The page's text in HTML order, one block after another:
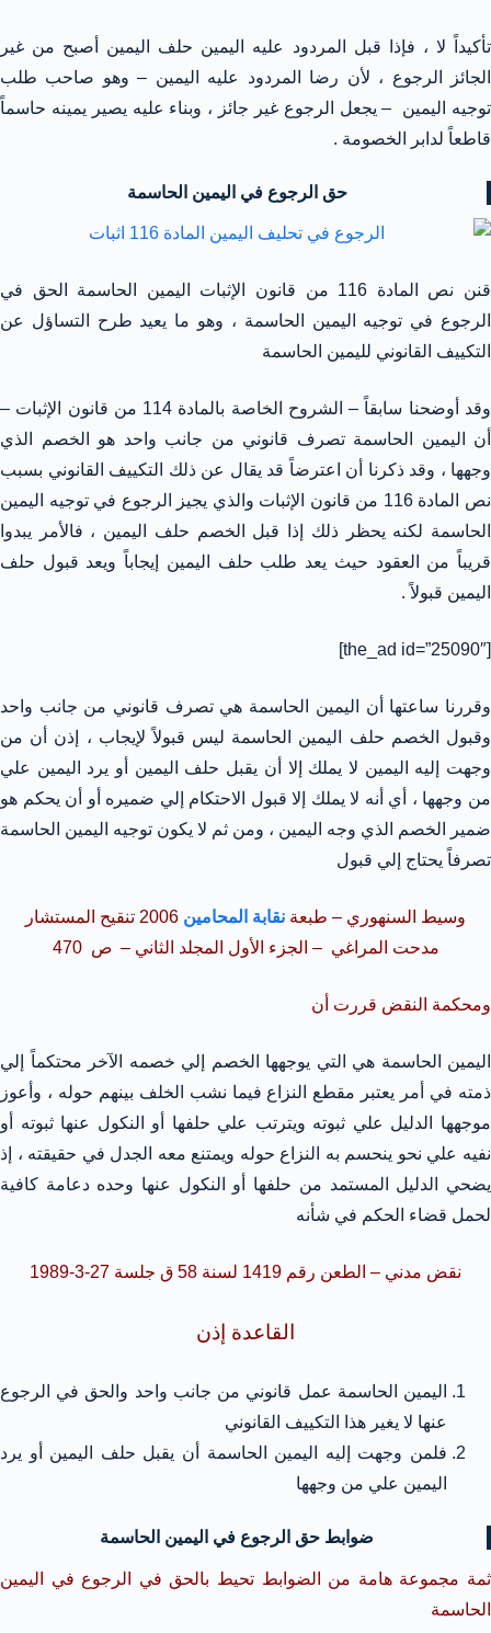
تأكيداً لا ، فإذا قبل المردود عليه اليمين حلف اليمين أصبح من غير
الجائز الرجوع ، لأن رضا المردود عليه اليمين – وهو صاحب طلب
توجيه اليمين – يجعل الرجوع غير جائز ، وبناء عليه يصير يمينه حاسماً
قاطعاً لدابر الخصومة .
حق الرجوع في اليمين الحاسمة
قنن نص المادة 116 من قانون الإثبات اليمين الحاسمة الحق في
الرجوع في توجيه اليمين الحاسمة ، وهو ما يعيد طرح التساؤل عن
التكييف القانوني لليمين الحاسمة
وقد أوضحنا سابقاً – الشروح الخاصة بالمادة 114 من قانون الإثبات –
أن اليمين الحاسمة تصرف قانوني من جانب واحد هو الخصم الذي
وجهها ، وقد ذكرنا أن اعترضاً قد يقال عن ذلك التكييف القانوني بسبب
نص المادة 116 من قانون الإثبات والذي يجيز الرجوع في توجيه اليمين
الحاسمة لكنه يحظر ذلك إذا قبل الخصم حلف اليمين ، فالأمر يبدوا
قريباً من العقود حيث يعد طلب حلف اليمين إيجاباً ويعد قبول حلف
اليمين قبولاً .
[the_ad id=”25090″]
وقررنا ساعتها أن اليمين الحاسمة هي تصرف قانوني من جانب واحد
وقبول الخصم حلف اليمين الحاسمة ليس قبولاً لإيجاب ، إذن أن من
وجهت إليه اليمين لا يملك إلا أن يقبل حلف اليمين أو يرد اليمين علي
من وجهها ، أي أنه لا يملك إلا قبول الاحتكام إلي ضميره أو أن يحكم هو
ضمير الخصم الذي وجه اليمين ، ومن ثم لا يكون توجيه اليمين الحاسمة
تصرفاً يحتاج إلي قبول
وسيط السنهوري – طبعة نقابة المحامين
2006 تنقيح المستشار
مدحت المراغي – الجزء الأول المجلد الثاني – ص 470
ومحكمة النقض قررت أن
اليمين الحاسمة هي التي يوجهها الخصم إلي خصمه الآخر محتكماً إلي
ذمته في أمر يعتبر مقطع النزاع فيما نشب الخلف بينهم حوله ، وأعوز
موجهها الدليل علي ثبوته ويترتب علي حلفها أو النكول عنها ثبوته أو
نفيه علي نحو ينحسم به النزاع حوله ويمتنع معه الجدل في حقيقته ، إذ
يضحي الدليل المستمد من حلفها أو النكول عنها وحده دعامة كافية
لحمل قضاء الحكم في شأنه
نقض مدني – الطعن رقم 1419 لسنة 58 ق جلسة 27-3-1989
القاعدة إذن
اليمين الحاسمة عمل قانوني من جانب واحد والحق في الرجوع
عنها لا يغير هذا التكييف القانوني
فلمن وجهت إليه اليمين الحاسمة أن يقبل حلف اليمين أو يرد
اليمين علي من وجهها
ضوابط حق الرجوع في اليمين الحاسمة
ثمة مجموعة هامة من الضوابط تحيط بالحق في الرجوع في اليمين
الحاسمة